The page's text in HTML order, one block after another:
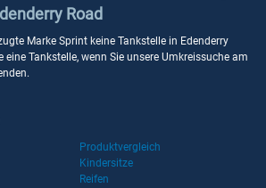
Road
Marke Sprint keine Tankstelle in Edenderry
eine Tankstelle, wenn Sie unsere Umkreissuche am
Produktvergleich
Kindersitze
Reifen